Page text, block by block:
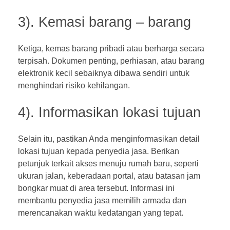
3). Kemasi barang – barang
Ketiga, kemas barang pribadi atau berharga secara
terpisah. Dokumen penting, perhiasan, atau barang
elektronik kecil sebaiknya dibawa sendiri untuk
menghindari risiko kehilangan.
4). Informasikan lokasi tujuan
Selain itu, pastikan Anda menginformasikan detail
lokasi tujuan kepada penyedia jasa. Berikan
petunjuk terkait akses menuju rumah baru, seperti
ukuran jalan, keberadaan portal, atau batasan jam
bongkar muat di area tersebut. Informasi ini
membantu penyedia jasa memilih armada dan
merencanakan waktu kedatangan yang tepat.